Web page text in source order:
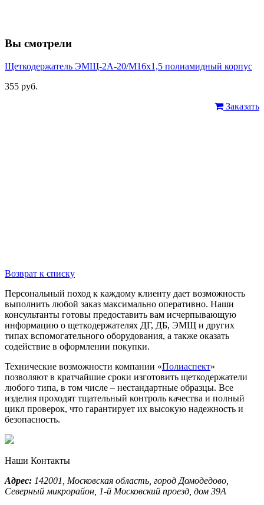
Вы смотрели
Щеткодержатель ЭМЩ-2А-20/М16х1,5 полиамидный корпус
355 руб.
Заказать
Возврат к списку
Персональный поход к каждому клиенту дает возможность
выполнить любой заказ максимально оперативно. Наши
консультанты готовы предоставить вам исчерпывающую
информацию о щеткодержателях ДГ, ДБ, ЭМЩ и других
типах вспомогательного оборудования, а также оказать
содействие в оформлении покупки.
Технические возможности компании «Полиаспект»
позволяют в кратчайшие сроки изготовить щеткодержатели
любого типа, в том числе – нестандартные образцы. Все
изделия проходят тщательный контроль качества и полный
цикл проверок, что гарантирует их высокую надежность и
безопасность.
Наши Контакты
Адрес: 142001, Московская область, город Домодедово
Северный микрорайон, 1-й Московский проезд, дом 39А